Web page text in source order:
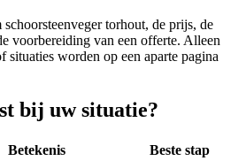
schoorsteenveger torhout, de prijs, de
voorbereiding van een offerte. Alleen
worden op een aparte pagina
bij uw situatie?
Betekenis
Beste stap